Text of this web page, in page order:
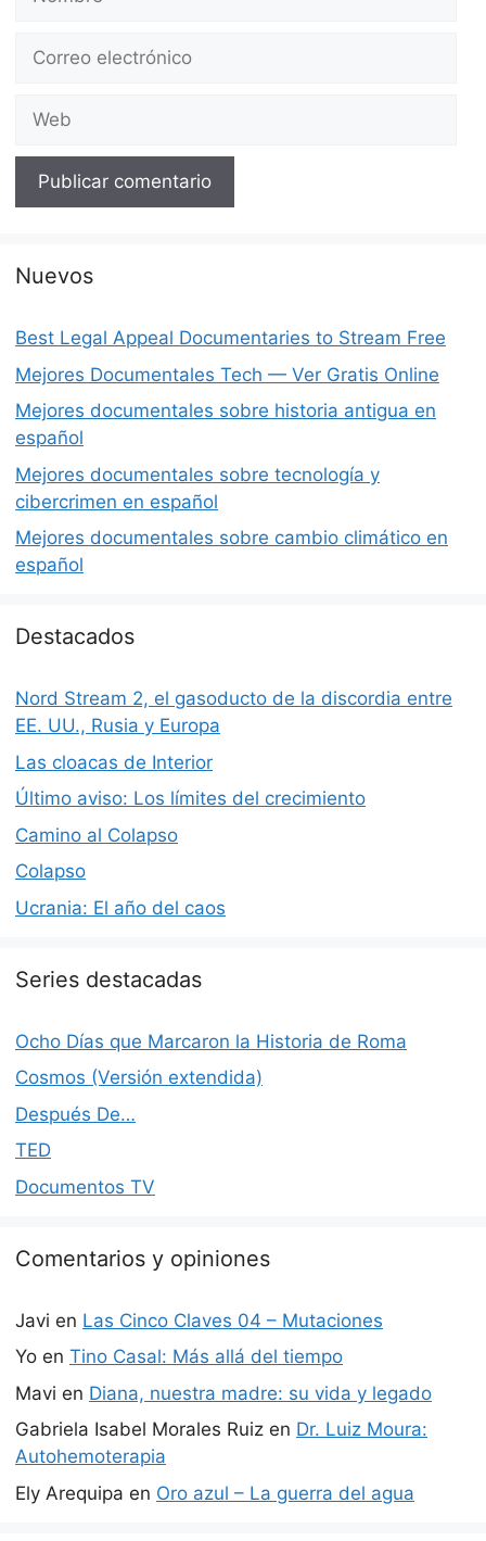
Correo
Web
Nuevos
Best Legal Appeal Documentaries to Stream Free
Mejores Documentales Tech — Ver Gratis Online
Mejores documentales sobre historia antigua en
español
Mejores documentales sobre tecnología y
cibercrimen en español
Mejores documentales sobre cambio climático en
español
Destacados
Nord Stream 2, el gasoducto de la discordia entre
EE. UU., Rusia y Europa
Las cloacas de Interior
Último aviso: Los límites del crecimiento
Camino al Colapso
Colapso
Ucrania: El año del caos
Series destacadas
Ocho Días que Marcaron la Historia de Roma
Cosmos (Versión extendida)
Después De…
TED
Documentos TV
Comentarios y opiniones
Javi en Las Cinco Claves 04 – Mutaciones
Yo en Tino Casal: Más allá del tiempo
Mavi en Diana, nuestra madre: su vida y legado
Gabriela Isabel Morales Ruiz en Dr. Luiz Moura:
Autohemoterapia
Ely Arequipa en Oro azul – La guerra del agua